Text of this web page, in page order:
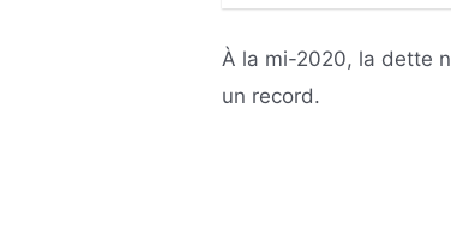
À la mi-2020, la dette
un record.